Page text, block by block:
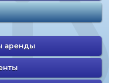
аренды